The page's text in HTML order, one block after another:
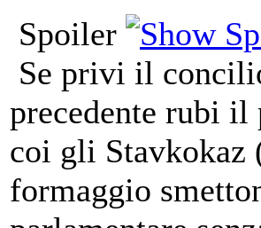
Spoiler
Se privi il
precedente rubi il
coi gli Stavkokaz
formaggio